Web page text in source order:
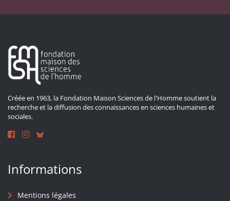
Créée en 1963, la Fondation Maison Sciences de l'Homme soutient la
recherche et la diffusion des connaissances en sciences humaines et
sociales.
Informations
Mentions légales